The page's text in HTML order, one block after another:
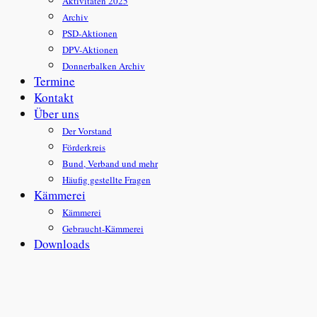
Archiv
PSD-Aktionen
DPV-Aktionen
Donnerbalken Archiv
Termine
Kontakt
Über uns
Der Vorstand
Förderkreis
Bund, Verband und mehr
Häufig gestellte Fragen
Kämmerei
Kämmerei
Gebraucht-Kämmerei
Downloads